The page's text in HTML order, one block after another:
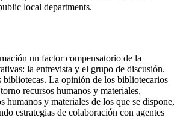
local departments.
un factor compensatorio de la
la entrevista y el grupo de discusión.
bibliotecas. La opinión de los bibliotecarios
recursos humanos y materiales,
y materiales de los que se dispone,
estrategias de colaboración con agentes